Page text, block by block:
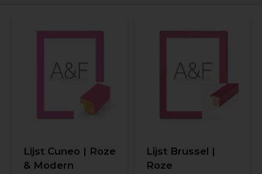
Lijst Cuneo | Roze
& Modern
Lijst Brussel |
Roze